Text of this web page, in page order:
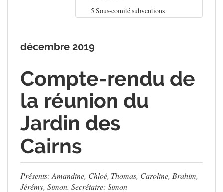
5 Sous-comité subventions
décembre 2019
Compte-rendu de
la réunion du
Jardin des
Cairns
Présents: Amandine, Chloé, Thomas, Caroline, Brahim,
Jérémy, Simon. Secrétaire: Simon